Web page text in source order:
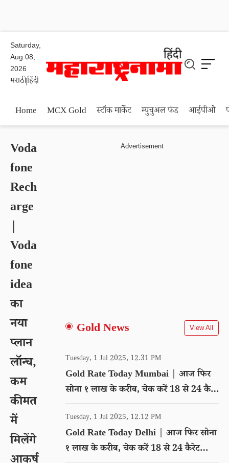
Saturday,
Aug 08,
2026
मराठीहिंदी
Home MCX Gold स्टॉक मार्केट म्युचुअल फंड आईपीओ
Voda
fone
Rech
arge
|
Voda
fone
idea
का
नया
प्लान
लॉन्च,
कम
कीमत
में
मिलेंगे
Gold News View All
Tuesday, 1 Jul 2025, 12.31 PM
Gold Rate Today Mumbai | आज फिर
सोना १ लाख के करीब, चेक करें 18 से 24 कैरेट
गोल्ड का रेट
Tuesday, 1 Jul 2025, 12.12 PM
Gold Rate Today Delhi | आज फिर सोना
१ लाख के करीब, चेक करें 18 से 24 कैरेट